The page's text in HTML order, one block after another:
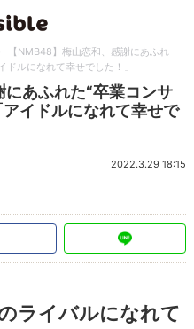
【NMB48】梅山恋和、感謝にあふれ
ドルになれて幸せでした！」
にあふれた“卒業コンサ
イドルになれて幸せで
2022.3.29 18:15
ライバルになれて